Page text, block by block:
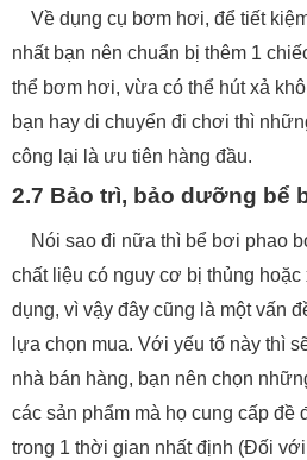
Về dụng cụ bơm hơi, để tiết
nhất bạn nên chuẩn bị thêm 1
thể bơm hơi, vừa có thể hút xả
bạn hay di chuyển đi chơi thì
công lại là ưu tiên hàng đầu.
2.7 Bảo trì, bảo dưỡng bể
Nói sao đi nữa thì bể bơi phao
chất liệu có nguy cơ bị thủng
dụng, vì vậy đây cũng là một vấn
lựa chọn mua. Với yếu tố này thì
nhà bán hàng, bạn nên chọn
các sản phẩm mà họ cung cấp đề
trong 1 thời gian nhất định (Đối